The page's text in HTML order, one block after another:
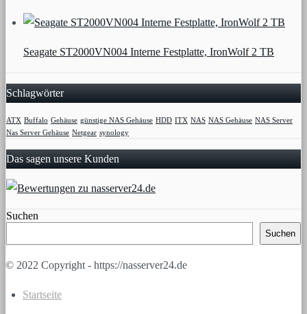
Seagate ST2000VN004 Interne Festplatte, IronWolf 2 TB
Schlagwörter
ATX Buffalo Gehäuse günstige NAS Gehäuse HDD ITX NAS NAS Gehäuse NAS Server
Nas Server Gehäuse Netgear synology
Das sagen unsere Kunden
Suchen
Suchen
© 2022 Copyright - https://nasserver24.de
Startseite